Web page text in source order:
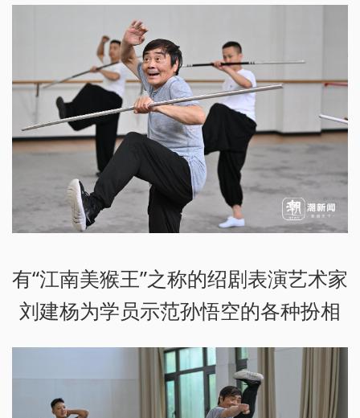
有“江南美猴王”之称的绍剧表演艺术家
刘建杨为学员示范孙悟空的各种扮相